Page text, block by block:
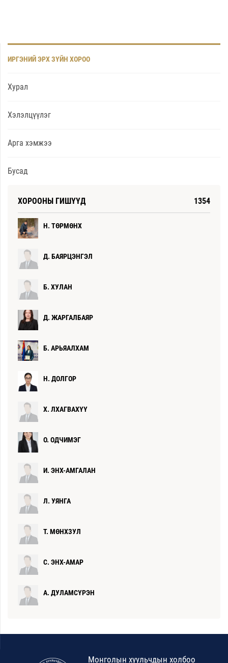
ИРГЭНИЙ ЭРХ ЗҮЙН ХОРОО
Хурал
Хэлэлцүүлэг
Арга хэмжээ
Бусад
ХОРООНЫ ГИШҮҮД 1354
Н. ТӨРМӨНХ
Д. БАЯРЦЭНГЭЛ
Б. ХУЛАН
Д. ЖАРГАЛБАЯР
Б. АРЬЯАЛХАМ
Н. ДОЛГОР
Х. ЛХАГВАХҮҮ
О. ОДЧИМЭГ
И. ЭНХ-АМГАЛАН
Л. УЯНГА
Т. МӨНХЗУЛ
С. ЭНХ-АМАР
А. ДУЛАМСҮРЭН
Монголын хуульчдын холбоо